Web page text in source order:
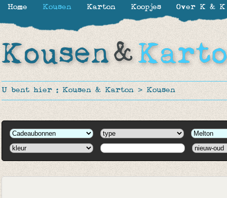
U bent hier : Kousen & Karton > Kousen
Home Kousen Karton Koopjes Over K & K